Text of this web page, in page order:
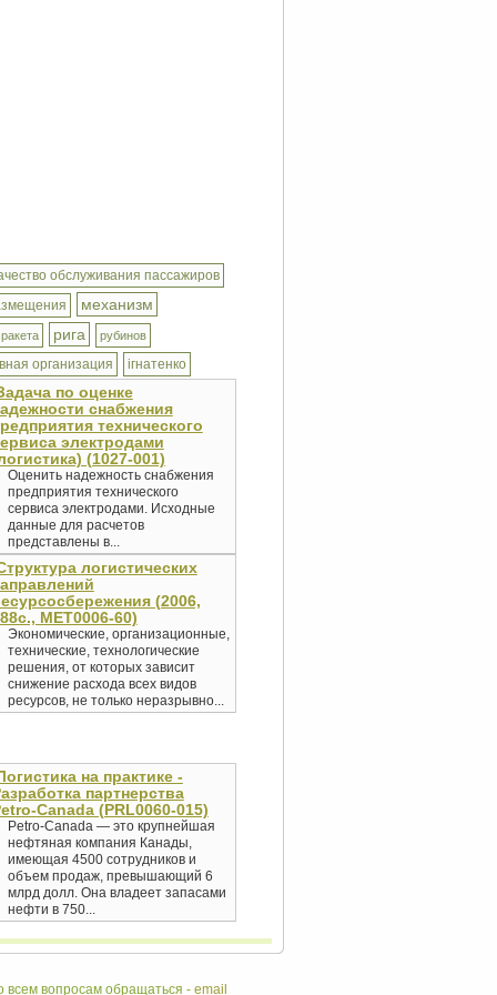
обслуживания пассажиров
механизм
ракета рига рубинов
организация ігнатенко
по оценке
снабжения
технического
электродами
(1027-001)
Оценить надежность снабжения
предприятия технического
сервиса электродами. Исходные
данные для расчетов
представлены в...
логистических
(2006,
MET0006-60)
Экономические, организационные,
технические, технологические
решения, от которых зависит
снижение расхода всех видов
ресурсов, не только неразрывно...
на практике -
партнерства
Canada (PRL0060-015)
Petro-Canada — это крупнейшая
нефтяная компания Канады,
имеющая 4500 сотрудников и
объем продаж, превышающий 6
млрд долл. Она владеет запасами
нефти в 750...
вопросам обращаться - email